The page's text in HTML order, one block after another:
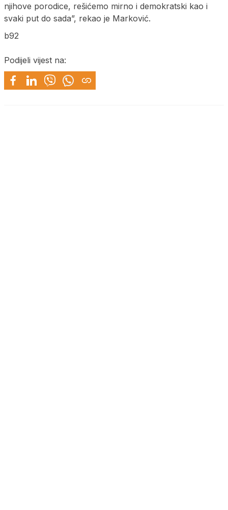
njihove porodice, rešićemo mirno i demokratski kao i
svaki put do sada”, rekao je Marković.
b92
Podijeli vijest na: